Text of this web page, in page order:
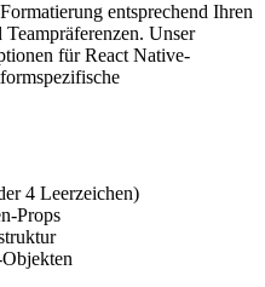
entsprechend Ihren
Unser
für React Native-
4 Leerzeichen)
Props